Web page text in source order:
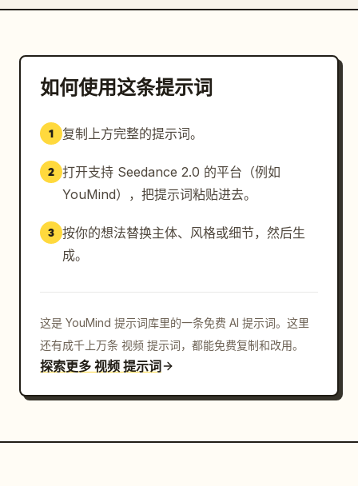
如何使用这条提示词
1 复制上方完整的提示词。
2 打开支持 Seedance 2.0 的平台（例如
YouMind），把提示词粘贴进去。
3 按你的想法替换主体、风格或细节，然后生
成。
这是 YouMind 提示词库里的一条免费 AI 提示词。这里
还有成千上万条 视频 提示词，都能免费复制和改用。
探索更多 视频 提示词